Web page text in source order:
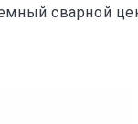
сварной